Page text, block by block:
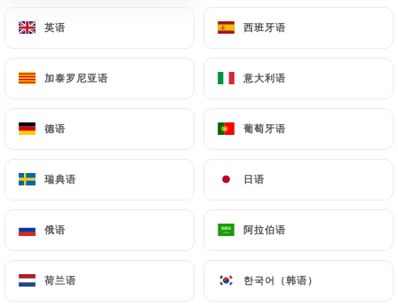
菜单
英语 西班牙语
加泰罗尼亚语 意大利语
德语 葡萄牙语
瑞典语 日语
俄语 阿拉伯语
荷兰语 한국어（韩语）
图库
英语 西班牙语
加泰罗尼亚语 意大利语
德语 葡萄牙语
瑞典语 日语
俄语 阿拉伯语
荷兰语 한국어（韩语）